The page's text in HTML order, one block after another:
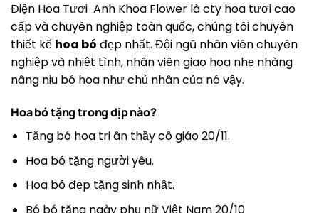
Điện Hoa Tươi Anh Khoa Flower là cty hoa tươi cao
cấp và chuyên nghiệp toàn quốc, chúng tôi chuyên
thiết kế hoa bó đẹp nhất. Đội ngũ nhân viên chuyên
nghiệp và nhiệt tình, nhân viên giao hoa nhẹ nhàng
nâng niu bó hoa như chủ nhân của nó vậy.
Hoa bó tặng trong dịp nào?
Tặng bó hoa tri ân thầy cô giáo 20/11.
Hoa bó tặng người yêu.
Hoa bó đẹp tặng sinh nhật.